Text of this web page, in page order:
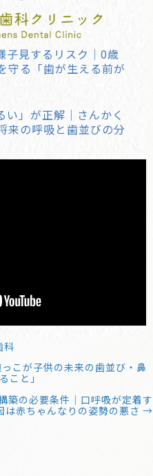
子見するリスク｜0歳
守る「歯が生える前が
い」が正解｜さんかく
来の呼吸と歯並びの分
科
こが子供の未来の歯並び・鼻
こと」
築の必要条件｜口呼吸が定着す
は赤ちゃんなりの姿勢の悪さ →